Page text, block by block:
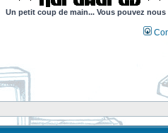
Un petit coup de main... Vous pouvez